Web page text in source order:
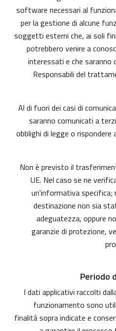
software necessari al
per la gestione di alcune
soggetti esterni che, ai soli
potrebbero venire a
interessati e che saranno
Responsabili del
Al di fuori dei casi di
saranno comunicati a
obblighi di legge o rispondere
Non è previsto il
UE. Nel caso se ne
un'informativa specifica;
destinazione non sia
adeguatezza, oppure
garanzie di protezione,
Periodo
I dati applicativi raccolti
funzionamento sono
finalità sopra indicate e